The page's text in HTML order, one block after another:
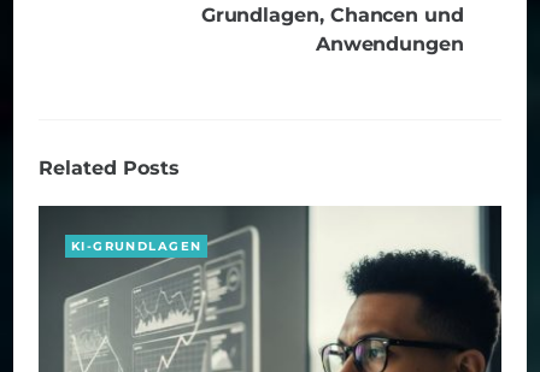
Grundlagen, Chancen und
Anwendungen
Related Posts
KI-GRUNDLAGEN